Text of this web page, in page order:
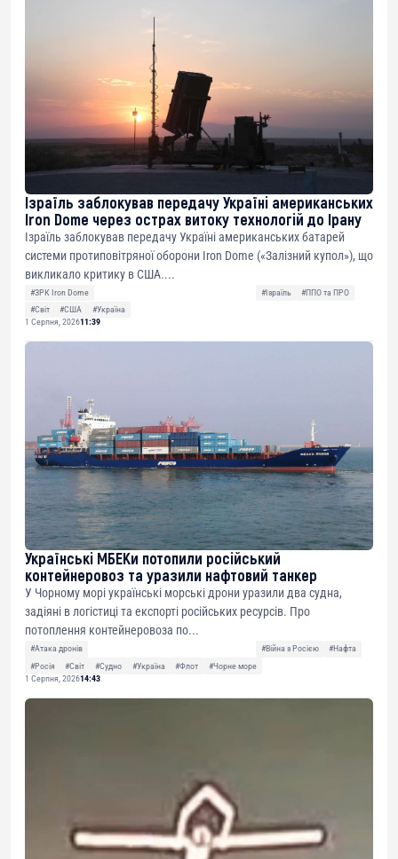
Ізраїль заблокував передачу Україні американських
Iron Dome через острах витоку технологій до Ірану
Ізраїль заблокував передачу Україні американських батарей
системи протиповітряної оборони Iron Dome («Залізний купол»), що
викликало критику в США....
#ЗРК Iron Dome #Ізраїль
#ППО та ПРО
#Світ
#США
#Україна
1 Серпня, 202611:39
Українські МБЕКи потопили російський
контейнеровоз та уразили нафтовий танкер
У Чорному морі українські морські дрони уразили два судна,
задіяні в логістиці та експорті російських ресурсів. Про
потоплення контейнеровоза по...
#Атака дронів #Війна з Росією
#Нафта
#Росія
#Світ #Судно #Україна #Флот
#Чорне море
1 Серпня, 202614:43